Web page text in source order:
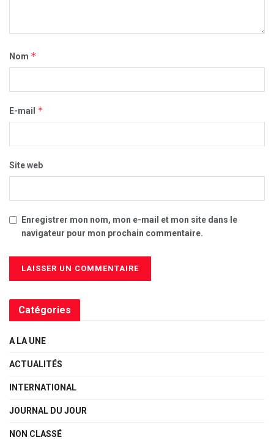
Nom *
E-mail *
Site web
Enregistrer mon nom, mon e-mail et mon site dans le
navigateur pour mon prochain commentaire.
Catégories
A LA UNE
ACTUALITÉS
INTERNATIONAL
JOURNAL DU JOUR
NON CLASSÉ